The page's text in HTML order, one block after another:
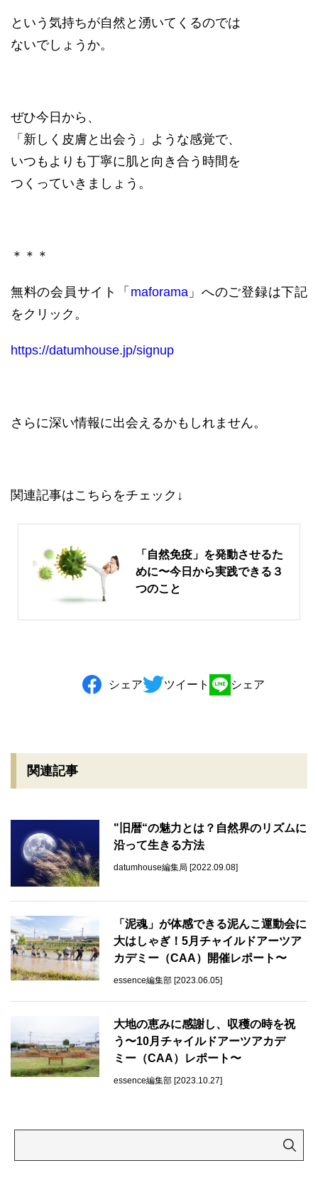
という気持ちが自然と湧いてくるのでは
ないでしょうか。
ぜひ今日から、
「新しく皮膚と出会う」ような感覚で、
いつもよりも丁寧に肌と向き合う時間を
つくっていきましょう。
＊＊＊
無料の会員サイト「 maforama」へのご登録は下記
をクリック。
https://datumhouse.jp/signup
さらに深い情報に出会えるかもしれません。
関連記事はこちらをチェック↓
「自然免疫」を発動させるた
めに〜今日から実践できる３
つのこと
シェア ツイート シェア
関連記事
"旧暦“の魅力とは？自然界のリズムに
沿って生きる方法
datumhouse編集局 [2022.09.08]
「泥魂」が体感できる泥んこ運動会に
大はしゃぎ！5月チャイルドアーツア
カデミー（CAA）開催レポート〜
essence編集部 [2023.06.05]
大地の恵みに感謝し、収穫の時を祝
う〜10月チャイルドアーツアカデ
ミー（CAA）レポート〜
essence編集部 [2023.10.27]